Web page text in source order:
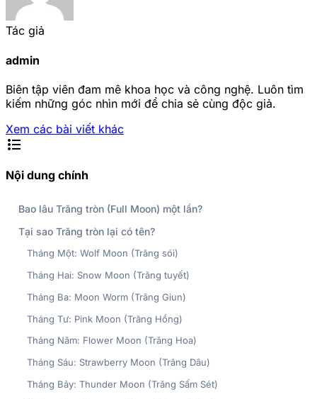
Tác giả
admin
Biên tập viên đam mê khoa học và công nghệ. Luôn tìm
kiếm những góc nhìn mới để chia sẻ cùng độc giả.
Xem các bài viết khác
format_list_bulleted
Nội dung chính
Bao lâu Trăng tròn (Full Moon) một lần?
Tại sao Trăng tròn lại có tên?
Tháng Một: Wolf Moon (Trăng sói)
Tháng Hai: Snow Moon (Trăng tuyết)
Tháng Ba: Moon Worm (Trăng Giun)
Tháng Tư: Pink Moon (Trăng Hồng)
Tháng Năm: Flower Moon (Trăng Hoa)
Tháng Sáu: Strawberry Moon (Trăng Dâu)
Tháng Bảy: Thunder Moon (Trăng Sấm Sét)